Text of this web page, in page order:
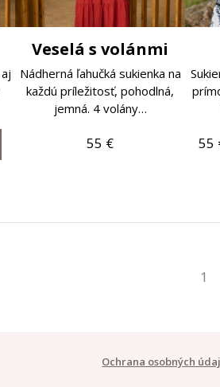
Veselá s volánmi
Nádherná ľahučká sukienka na
každú príležitosť, pohodlná,
jemná. 4 volány…
55 € 55
1
Ochrana osobných